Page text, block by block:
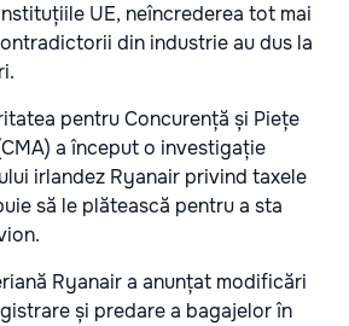
UE, neîncrederea tot mai
din industrie au dus la
pentru Concurență și Piețe
a început o investigație
irlandez Ryanair privind taxele
să le plătească pentru a sta
Ryanair a anunțat modificări
și predare a bagajelor în